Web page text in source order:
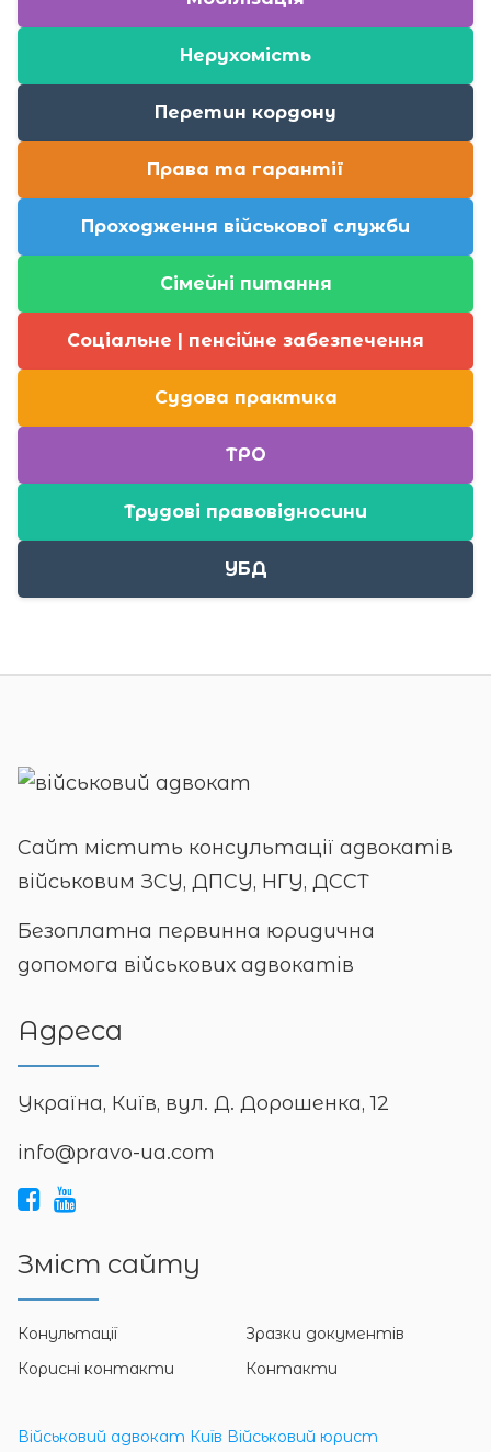
Нерухомість
Перетин кордону
Права та гарантії
Проходження військової служби
Сімейні питання
Соціальне | пенсійне забезпечення
Судова практика
ТРО
Трудові правовідносини
УБД
Сайт містить консультації адвокатів
військовим ЗСУ, ДПСУ, НГУ, ДССТ
Безоплатна первинна юридична
допомога військових адвокатів
Адреса
Україна, Київ, вул. Д. Дорошенка, 12
info@pravo-ua.com
Зміст сайту
Конультації
Зразки документів
Корисні контакти
Контакти
Військовий адвокат Київ Військовий юрист